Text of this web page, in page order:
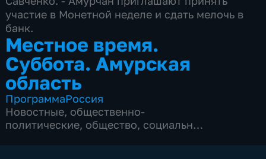
участие в Монетной неделе и сдать мелочь в
банк.
Местное время.
Суббота. Амурская
область
ПрограммаРоссия
Новостные, общественно-
политические, общество, социально-